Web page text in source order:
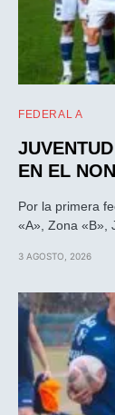
FEDERAL A
EN EL
Por la primera
«A», Zona «B»,
3 AGOSTO, 2026